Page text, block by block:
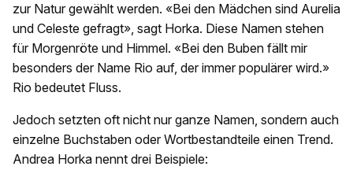
zur Natur gewählt werden. «Bei den Mädchen sind Aurelia
und Celeste gefragt», sagt Horka. Diese Namen stehen
für Morgenröte und Himmel. «Bei den Buben fällt mir
besonders der Name Rio auf, der immer populärer wird.»
Rio bedeutet Fluss.
Jedoch setzten oft nicht nur ganze Namen, sondern auch
einzelne Buchstaben oder Wortbestandteile einen Trend.
Andrea Horka nennt drei Beispiele: